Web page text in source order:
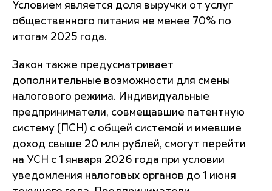
Условием является доля выручки от услуг
общественного питания не менее 70% по
итогам 2025 года.
Закон также предусматривает
дополнительные возможности для смены
налогового режима. Индивидуальные
предприниматели, совмещавшие патентную
систему (ПСН) с общей системой и имевшие
доход свыше 20 млн рублей, смогут перейти
на УСН с 1 января 2026 года при условии
уведомления налоговых органов до 1 июня